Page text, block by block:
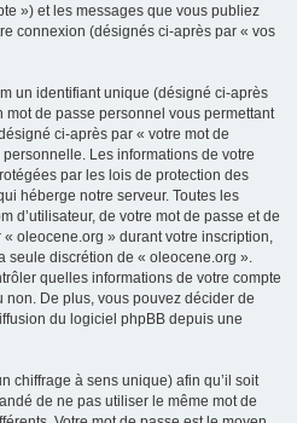
») et les messages que vous publiez
connexion (désignés ci-après par « vos
un identifiant unique (désigné ci-après
mot de passe personnel vous permettant
ci-après par « votre mot de
Les informations de votre
par les lois de protection des
héberge notre serveur. Toutes les
d’utilisateur, de votre mot de passe et de
oleocene.org » durant votre inscription,
seule discrétion de « oleocene.org ».
quelles informations de votre compte
De plus, vous pouvez décider de
du logiciel phpBB depuis une
chiffrage à sens unique) afin qu’il soit
de ne pas utiliser le même mot de